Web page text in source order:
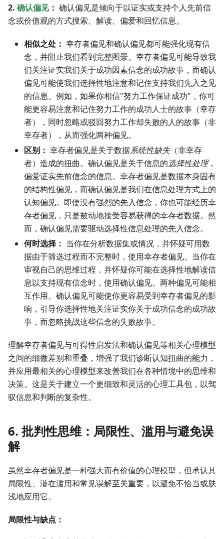
2. 确认偏见： 确认偏见是倾向于以证实或支持个人先前信
念或价值观的方式搜索、解读、偏爱和回忆信息。
相似之处： 幸存者偏见和确认偏见都可能强化现有信
念，并阻止我们看到完整图景。幸存者偏见可能导致我
们关注证实我们关于成功因素信念的成功故事，而确认
偏见可能使我们选择性地注意和记住支持我们先入之见
的信息。例如，如果你相信"努力工作保证成功"，你可
能更容易注意和记住努力工作的成功人士的故事（幸存
者），同时忽略或驳回努力工作却失败的人的故事（非
幸存者），从而强化两种偏见。
区别： 幸存者偏见是关于数据系统性缺失（非幸存
者）造成的扭曲。确认偏见是关于信息的选择性处理，
偏爱证实先前信念的信息。幸存者偏见是数据本身固有
的结构性偏见，而确认偏见是我们在信息处理方式上的
认知偏见。即使没有强烈的先入信念，你也可能经历幸
存者偏见，只是被动地接受容易获得的幸存者数据。然
而，确认偏见需要驱动选择性信息处理的先入信念。
何时选择： 当你在分析数据集或情况，并怀疑可用数
据由于筛选过程而不完整时，使用幸存者偏见。当你在
审视自己的思维过程，并怀疑你可能在选择性地解读信
息以支持现有信念时，使用确认偏见。两种偏见可能相
互作用。确认偏见可能使你更容易受到幸存者偏见的影
响，引导你选择性地关注证实你关于成功信念的成功故
事，而忽略挑战这些信念的失败故事。
理解幸存者偏见与可得性启发法和确认偏见等相关心理模型
之间的细微差别和重叠，增强了我们诊断认知扭曲的能力，
并应用最相关的心理模型来改善我们在各种情境中的思维和
决策。这是关于建立一个更细致和灵活的心理工具包，以驾
驭信息和判断的复杂性。
6. 批判性思维：局限性、滥用与避免误
解
虽然幸存者偏见是一种强大而有价值的心理模型，但承认其
局限性、潜在滥用和常见误解至关重要，以避免不恰当或肤
浅地应用它。
局限性与缺点：